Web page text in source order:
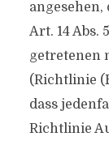
Art. 14 Abs.
getretenen
(Richtlinie
dass
Richtlinie